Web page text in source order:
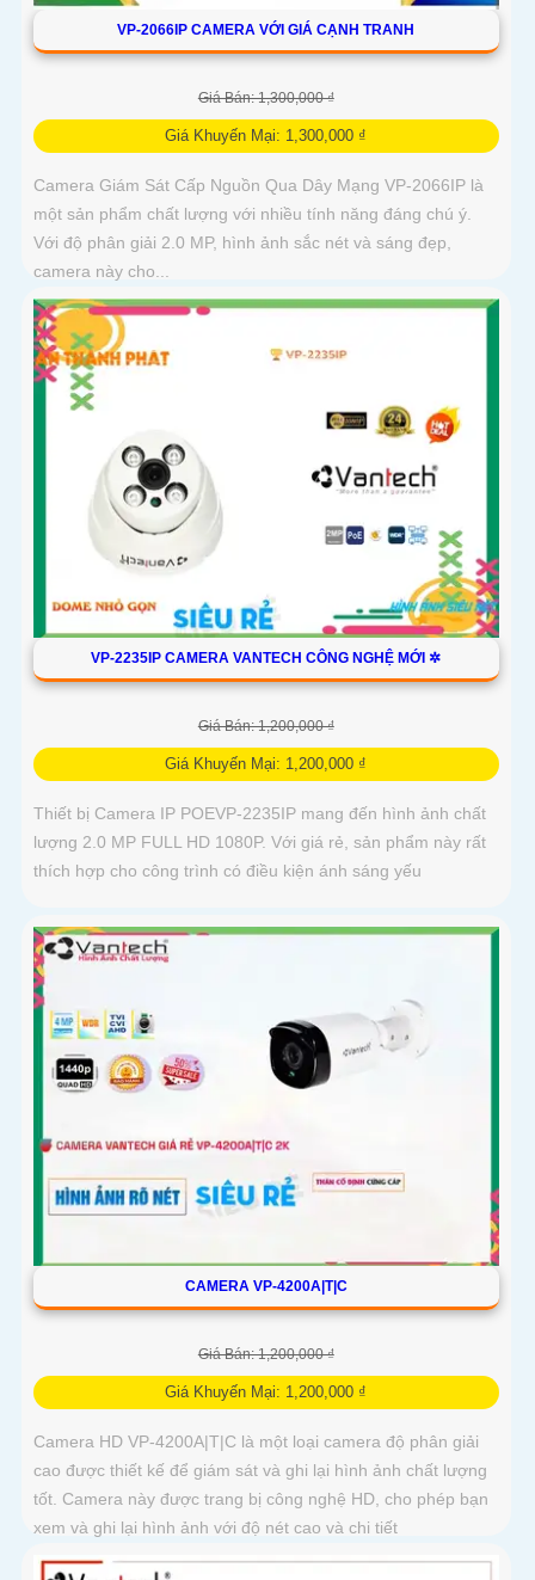
VP-2066IP CAMERA VỚI GIÁ CẠNH TRANH
Giá Bán: 1,300,000 ₫
Giá Khuyến Mại: 1,300,000 ₫
Camera Giám Sát Cấp Nguồn Qua Dây Mạng VP-2066IP là
một sản phẩm chất lượng với nhiều tính năng đáng chú ý.
Với độ phân giải 2.0 MP, hình ảnh sắc nét và sáng đẹp,
camera này cho...
VP-2235IP CAMERA VANTECH CÔNG NGHỆ MỚI ✲
Giá Bán: 1,200,000 ₫
Giá Khuyến Mại: 1,200,000 ₫
Thiết bị Camera IP POEVP-2235IP mang đến hình ảnh chất
lượng 2.0 MP FULL HD 1080P. Với giá rẻ, sản phẩm này rất
thích hợp cho công trình có điều kiện ánh sáng yếu
CAMERA VP-4200A|T|C
Giá Bán: 1,200,000 ₫
Giá Khuyến Mại: 1,200,000 ₫
Camera HD VP-4200A|T|C là một loại camera độ phân giải
cao được thiết kế để giám sát và ghi lại hình ảnh chất lượng
tốt. Camera này được trang bị công nghệ HD, cho phép bạn
xem và ghi lại hình ảnh với độ nét cao và chi tiết